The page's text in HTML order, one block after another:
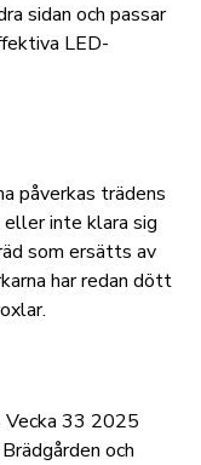
sidan och passar
LED-
påverkas trädens
inte klara sig
som ersätts av
har redan dött
Vecka 33 2025
och